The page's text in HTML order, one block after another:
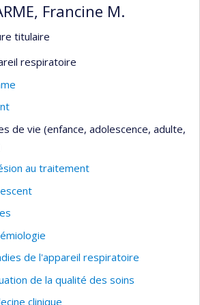
de vérification de la présupposition
positivité. Plus largement, je
à la transportabilité et au transfert de
interdisciplinaires.
Francine M.
titulaire
respiratoire
de vie (enfance, adolescence, adulte,
au traitement
de l'appareil respiratoire
de la qualité des soins
clinique